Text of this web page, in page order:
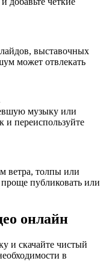
выставочных
может отвлекать
музыку или
и переиспользуйте
ветра, толпы или
публиковать или
онлайн
и скачайте чистый
в